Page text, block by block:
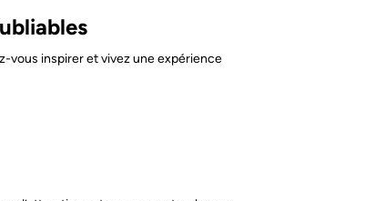
vous inspirer et vivez une expérience